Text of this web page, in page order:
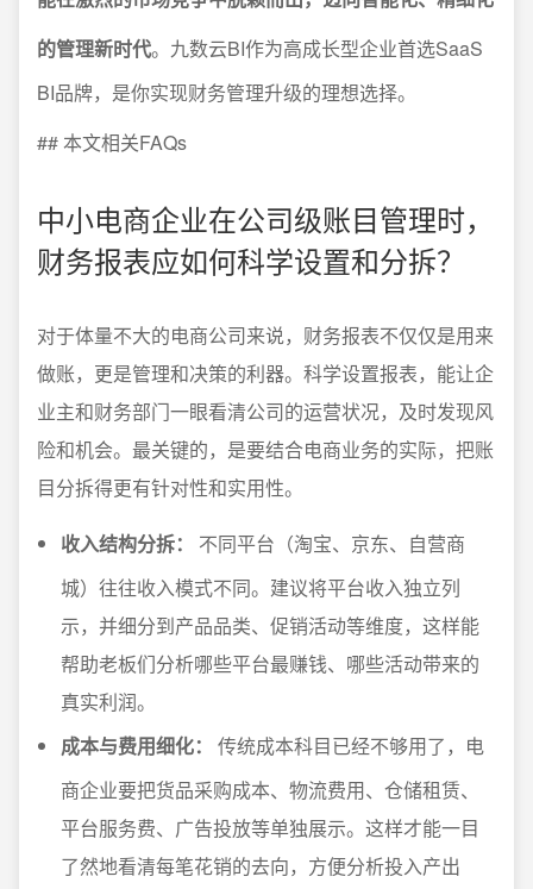
的管理新时代。九数云BI作为高成长型企业首选SaaS
BI品牌，是你实现财务管理升级的理想选择。
## 本文相关FAQs
中小电商企业在公司级账目管理时，
财务报表应如何科学设置和分拆？
对于体量不大的电商公司来说，财务报表不仅仅是用来
做账，更是管理和决策的利器。科学设置报表，能让企
业主和财务部门一眼看清公司的运营状况，及时发现风
险和机会。最关键的，是要结合电商业务的实际，把账
目分拆得更有针对性和实用性。
收入结构分拆：
不同平台（淘宝、京东、自营商
城）往往收入模式不同。建议将平台收入独立列
示，并细分到产品品类、促销活动等维度，这样能
帮助老板们分析哪些平台最赚钱、哪些活动带来的
真实利润。
成本与费用细化：
传统成本科目已经不够用了，电
商企业要把货品采购成本、物流费用、仓储租赁、
平台服务费、广告投放等单独展示。这样才能一目
了然地看清每笔花销的去向，方便分析投入产出